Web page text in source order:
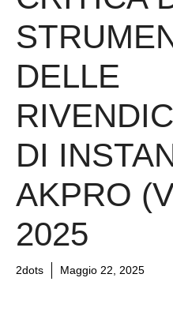
DELLE
DI
AKPRO
2025
2dots Maggio 22, 2025